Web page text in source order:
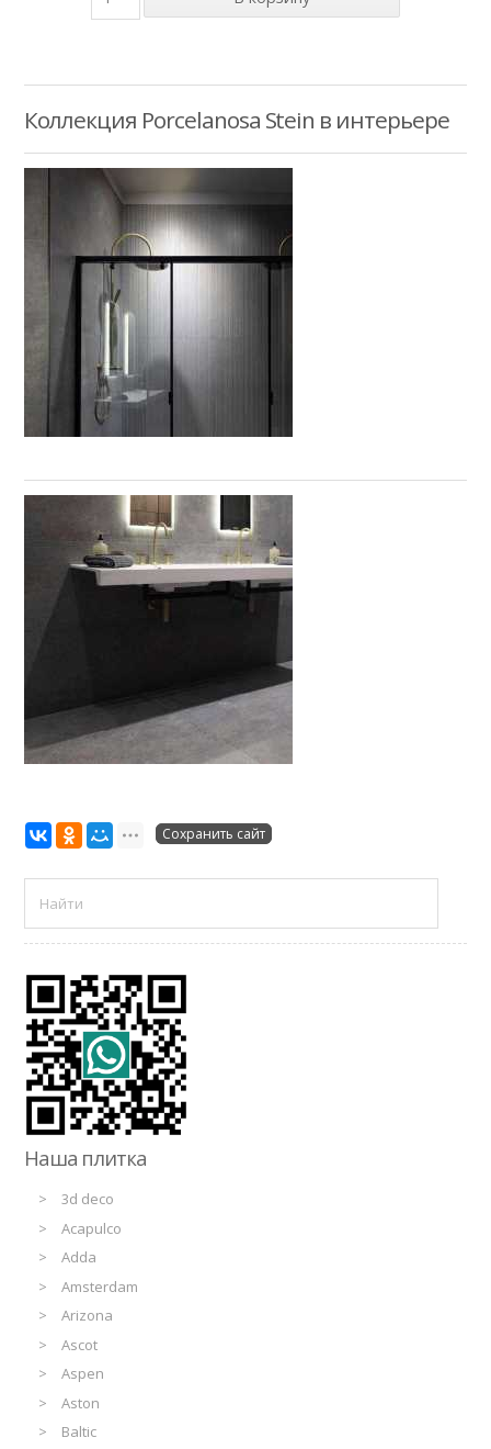
Коллекция Porcelanosa Stein в интерьере
Сохранить сайт
Наша плитка
3d deco
Acapulco
Adda
Amsterdam
Arizona
Ascot
Aspen
Aston
Baltic